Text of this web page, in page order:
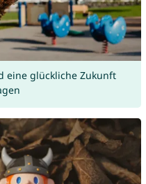
eine glückliche Zukunft